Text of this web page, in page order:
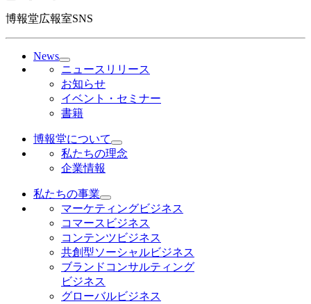
博報堂広報室SNS
News
ニュースリリース
お知らせ
イベント・セミナー
書籍
博報堂について
私たちの理念
企業情報
私たちの事業
マーケティングビジネス
コマースビジネス
コンテンツビジネス
共創型ソーシャルビジネス
ブランドコンサルティング
ビジネス
グローバルビジネス